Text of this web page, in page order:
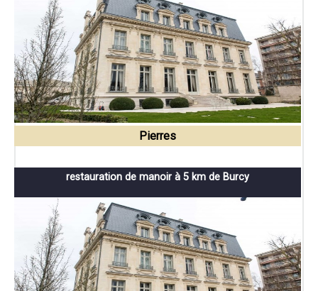
Pierres
restauration de manoir à 5 km de Burcy